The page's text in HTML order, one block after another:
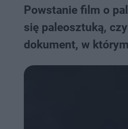
Powstanie film o
się paleosztuką,
dokument, w